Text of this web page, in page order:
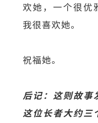
欢她，一个很优
我很喜欢她。
祝福她。
后记：这则故事
这位长者大约三